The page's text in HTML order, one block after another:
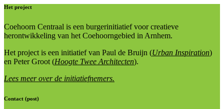
Het project
Coehoorn Centraal is een burgerinitiatief voor creatieve
herontwikkeling van het Coehoorngebied in Arnhem.
Het project is een initiatief van Paul de Bruijn (Urban Inspiration)
en Peter Groot (Hoogte Twee Architecten).
Lees meer over de initiatiefnemers.
Contact (post)